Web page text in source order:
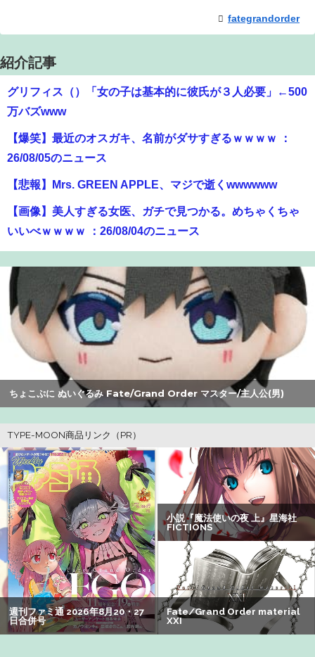
fategrandorder
紹介記事
グリフィス（）「女の子は基本的に彼氏が３人必要」←500
万バズwww
【爆笑】最近のオスガキ、名前がダサすぎるｗｗｗｗ ：
26/08/05のニュース
【悲報】Mrs. GREEN APPLE、マジで逝くwwwwww
【画像】美人すぎる女医、ガチで見つかる。めちゃくちゃ
いいべｗｗｗｗ ：26/08/04のニュース
「キャハハ！」→フラ開始ｗｗｗｗｗｗｗｗｗｗ
【朗報】アマガミの棚町薫さん、最新絵でめっちゃ可愛く
なる：26/08/03のニュース
成人向けゲーム『ヤリステ メスブター』開発者絶望、銀行
がsteamからの入金を拒否→金が入ってなくても売上金額
分の納税義務あり
26/08/02のニュース
【速報】ゼレンスキー大統領「日本の支援は期待されたほ
どの成果がない」WWWWWWWWWWW
【画像】瀬戸環奈（セトカン）さん、ティファのコスプレ
でシコらせにくるｗｗｗ：26/08/01のニュース
【悲報画像】ブルーロックになんJ民とドッピュン孕ませ男
登場www
【画像】絵師「印刷会社にゴミみたい印刷されたから晒す
わ」→お前がクレーマーだと大炎上
ちょこぷに ぬいぐるみ Fate/Grand Order マスター/主人公(男)